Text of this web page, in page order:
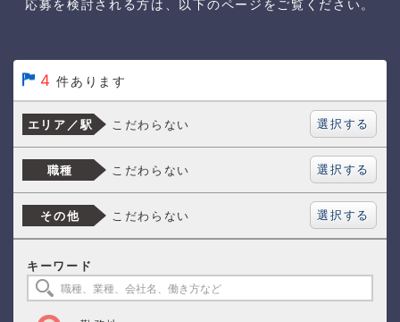
応募を検討される方は、以下のページをご覧ください。
4 件あります
エリア／駅 こだわらない 選択する
職種 こだわらない 選択する
その他 こだわらない 選択する
キーワード